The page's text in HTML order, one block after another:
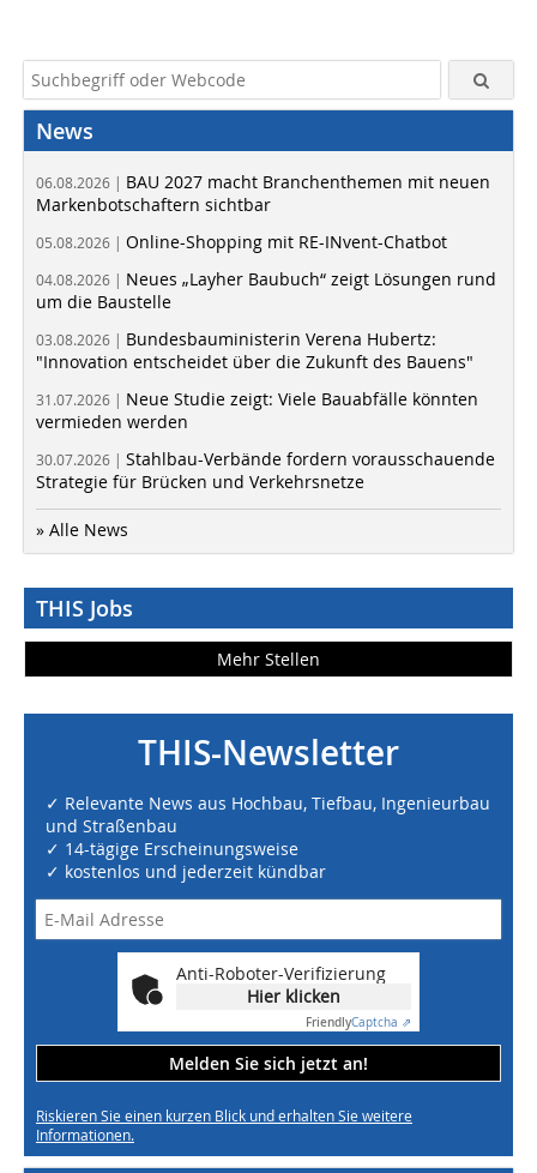
News
06.08.2026 | BAU 2027 macht Branchenthemen mit neuen
Markenbotschaftern sichtbar
05.08.2026 | Online-Shopping mit RE-INvent-Chatbot
04.08.2026 | Neues „Layher Baubuch“ zeigt Lösungen rund
um die Baustelle
03.08.2026 | Bundesbauministerin Verena Hubertz:
"Innovation entscheidet über die Zukunft des Bauens"
31.07.2026 | Neue Studie zeigt: Viele Bauabfälle könnten
vermieden werden
30.07.2026 | Stahlbau-Verbände fordern vorausschauende
Strategie für Brücken und Verkehrsnetze
» Alle News
THIS Jobs
Mehr Stellen
THIS-Newsletter
✓ Relevante News aus Hochbau, Tiefbau, Ingenieurbau
und Straßenbau
✓ 14-tägige Erscheinungsweise
✓ kostenlos und jederzeit kündbar
Anti-Roboter-Verifizierung
Hier klicken
FriendlyCaptcha ⇗
Melden Sie sich jetzt an!
Riskieren Sie einen kurzen Blick und erhalten Sie weitere
Informationen.